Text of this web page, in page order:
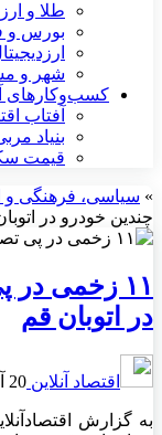
طلا و ارز
بورس و
شهر و
کسب‌وکارهای
آفتاب
بنیاد
قیمت
» سیاسی، فرهنگی و
چندین خودرو در
۱۱ زخمی
در اتوبان قم
اقتصاد آنلاین 20 آذر 1404
به گزارش